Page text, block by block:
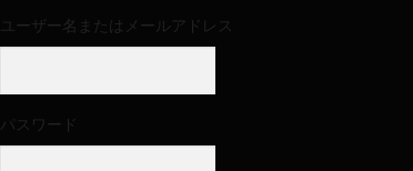
ユーザー名またはメールアドレス
パスワード